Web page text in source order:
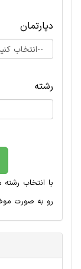
دپارتمان
رشته
با انتخاب
رو به صورت